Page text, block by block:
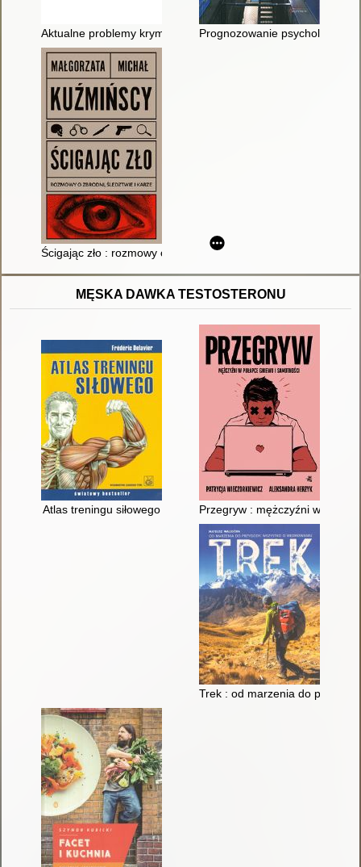
Aktualne problemy kryminalizacyjnePrognozowanie
Ścigając zło : rozmowy o zbrodni, śledztwie i karze
MĘSKA DAWKA TESTOSTERONU
Atlas treningu siłowego Przegryw : mężczyźni w
Trek : od marzenia do